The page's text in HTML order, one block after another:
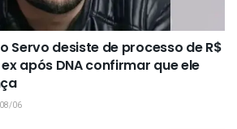
Servo desiste de processo de R$
após DNA confirmar que ele
06